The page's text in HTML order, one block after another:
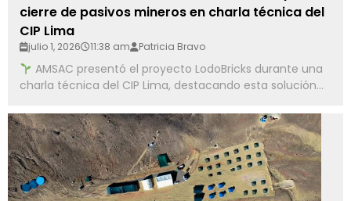
cierre de pasivos mineros en charla técnica del
CIP Lima
julio 1, 2026 11:38 am Patricia Bravo
AMSAC presentó el proyecto LodoBricks durante una
charla técnica del CIP Lima, destacando esta solución...